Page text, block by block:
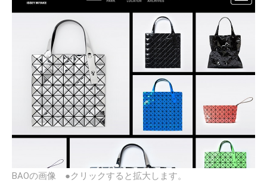
BAOの画像 ●クリックすると拡大します。